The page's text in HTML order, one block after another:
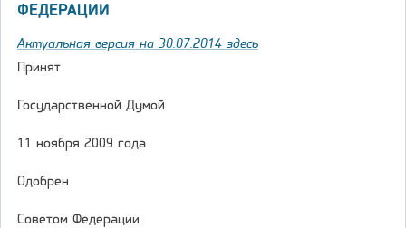
ФЕДЕРАЦИИ
Актуальная версия на 30.07.2014 здесь
Принят
Государственной Думой
11 ноября 2009 года
Одобрен
Советом Федерации